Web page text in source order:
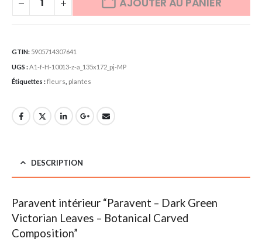
GTIN: 5905714307641
UGS : A1-f-H-10013-z-a_135x172_pj-MP
Étiquettes :fleurs plantes
DESCRIPTION
Paravent intérieur “Paravent – Dark Green
Victorian Leaves – Botanical Carved
Composition”